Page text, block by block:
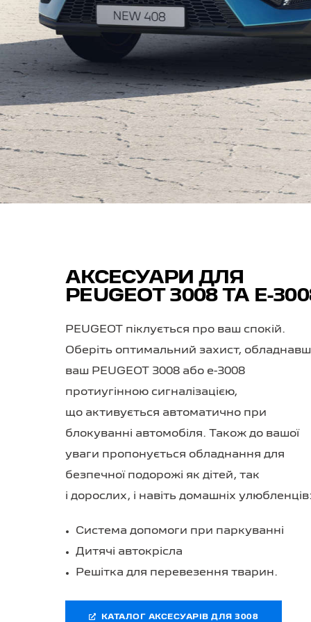
АКСЕСУАРИ ДЛЯ
PEUGEOT 3008 ТА E-
PEUGEOT піклується про ваш спокій.
Оберіть оптимальний захист,
ваш PEUGEOT 3008 або e-3008
протиугінною сигналізацією,
що активується автоматично при
блокуванні автомобіля. Також до вашої
уваги пропонується обладнання для
безпечної подорожі як дітей, так
і дорослих, і навіть домашніх
Cистема допомоги при паркуванні
Дитячі автокрісла
Решітка для перевезення тварин.
КАТАЛОГ АКСЕСУАРІВ ДЛЯ 3008